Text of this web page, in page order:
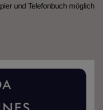
und Telefonbuch möglich